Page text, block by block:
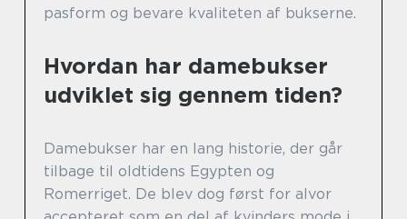
pasform og bevare kvaliteten af bukserne.
Hvordan har damebukser
udviklet sig gennem tiden?
Damebukser har en lang historie, der går
tilbage til oldtidens Egypten og
Romerriget. De blev dog først for alvor